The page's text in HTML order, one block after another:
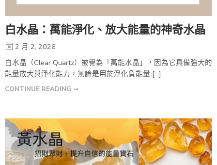
白水晶：萬能淨化、放大能量的神奇水晶
2 月 2, 2026
白水晶（Clear Quartz）被譽為「萬能水晶」，因為它具備強大的
能量放大與淨化能力，無論是用於淨化負能量 […]
CONTINUE READING ➞